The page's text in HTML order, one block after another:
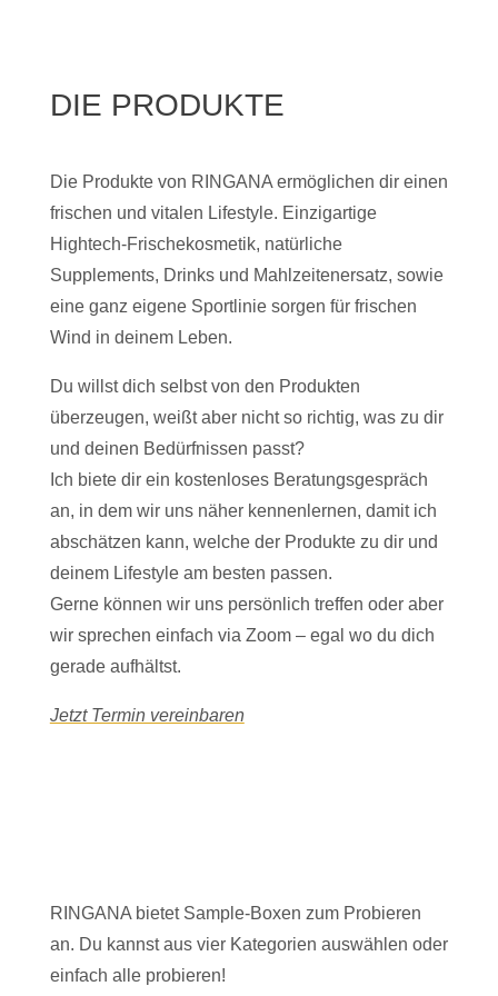
DIE PRODUKTE
Die Produkte von RINGANA ermöglichen dir einen
frischen und vitalen Lifestyle. Einzigartige
Hightech-Frischekosmetik, natürliche
Supplements, Drinks und Mahlzeitenersatz, sowie
eine ganz eigene Sportlinie sorgen für frischen
Wind in deinem Leben.
Du willst dich selbst von den Produkten
überzeugen, weißt aber nicht so richtig, was zu dir
und deinen Bedürfnissen passt?
Ich biete dir ein kostenloses Beratungsgespräch
an, in dem wir uns näher kennenlernen, damit ich
abschätzen kann, welche der Produkte zu dir und
deinem Lifestyle am besten passen.
Gerne können wir uns persönlich treffen oder aber
wir sprechen einfach via Zoom – egal wo du dich
gerade aufhältst.
Jetzt Termin vereinbaren
RINGANA bietet Sample-Boxen zum Probieren
an. Du kannst aus vier Kategorien auswählen oder
einfach alle probieren!